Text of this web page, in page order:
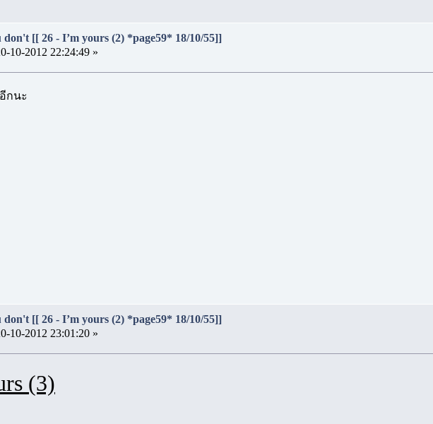
[[ 26 - I’m yours (2) *page59* 18/10/55]]
10-2012 22:24:49 »
กนะ
[[ 26 - I’m yours (2) *page59* 18/10/55]]
10-2012 23:01:20 »
(3)